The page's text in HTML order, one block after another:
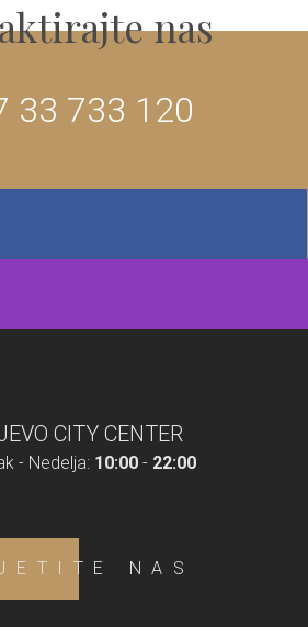
nas
33 733 120
CITY CENTER
- Nedelja: 10:00 - 22:00
NAS